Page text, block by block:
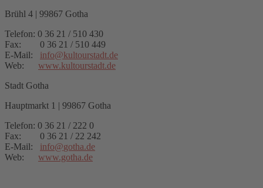
Brühl 4 | 99867 Gotha
Telefon: 0 36 21 / 510 430
Fax: 0 36 21 / 510 449
E-Mail: info@kultourstadt.de
Web: www.kultourstadt.de
Stadt Gotha
Hauptmarkt 1 | 99867 Gotha
Telefon: 0 36 21 / 222 0
Fax: 0 36 21 / 22 242
E-Mail: info@gotha.de
Web: www.gotha.de